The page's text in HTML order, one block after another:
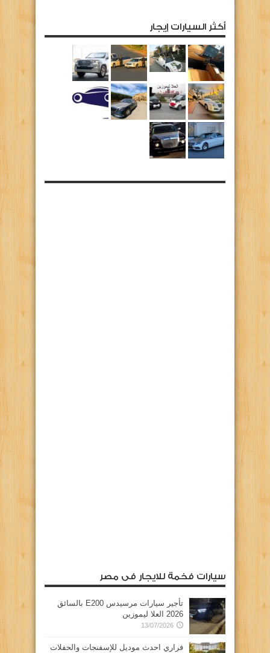
أكثر السيارات إيجار
سيارات فخمة للايجار فى مصر
تأجير سيارات مرسيدس E200 بالسائق
2026 العلا ليموزين
13/07/2026
فراري احدث موديل للإسفنجات والحفلات